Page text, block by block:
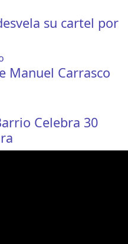
su cartel por
Manuel Carrasco
Celebra 30